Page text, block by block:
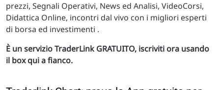
prezzi, Segnali Operativi, News ed Analisi, VideoCorsi,
Didattica Online, incontri dal vivo con i migliori esperti
di borsa ed investimenti .
È un servizio TraderLink GRATUITO, iscriviti ora usando
il box qui a fianco.